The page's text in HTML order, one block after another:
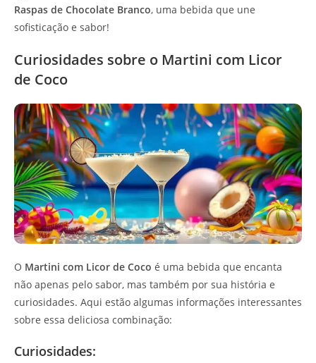
Raspas de Chocolate Branco, uma bebida que une
sofisticação e sabor!
Curiosidades sobre o Martini com Licor
de Coco
O Martini com Licor de Coco é uma bebida que encanta
não apenas pelo sabor, mas também por sua história e
curiosidades. Aqui estão algumas informações interessantes
sobre essa deliciosa combinação:
Curiosidades: